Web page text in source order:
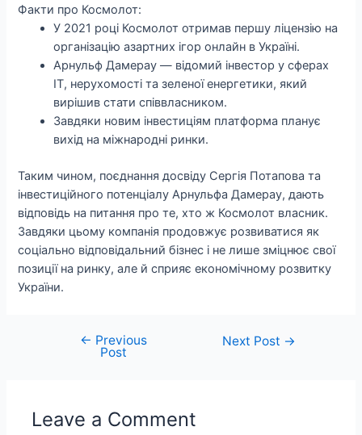
Факти про Космолот:
У 2021 році Космолот отримав першу ліцензію на
організацію азартних ігор онлайн в Україні.
Арнульф Дамерау — відомий інвестор у сферах
IT, нерухомості та зеленої енергетики, який
вирішив стати співвласником.
Завдяки новим інвестиціям платформа планує
вихід на міжнародні ринки.
Таким чином, поєднання досвіду Сергія Потапова та
інвестиційного потенціалу Арнульфа Дамерау, дають
відповідь на питання про те, хто ж Космолот власник.
Завдяки цьому компанія продовжує розвиватися як
соціально відповідальний бізнес і не лише зміцнює свої
позиції на ринку, але й сприяє економічному розвитку
України.
← Previous
Post
Next Post →
Leave a Comment